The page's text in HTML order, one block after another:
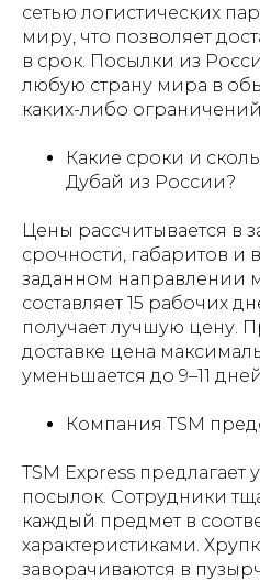
сетью логистических
миру, что позволяет
в срок. Посылки из
любую страну мира в
каких-либо
Какие сроки и
Дубай из России?
Цены рассчитывается в
срочности, габаритов и
заданном направлении
составляет 15 рабочих
получает лучшую цену.
доставке цена
уменьшается до 9–11 дней.
Компания TSM
TSM Express предлагает
посылок. Сотрудники
каждый предмет в
характеристиками.
заворачиваются в